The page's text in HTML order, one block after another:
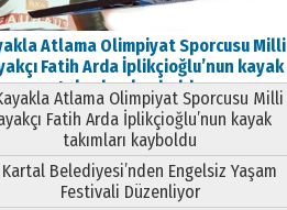
Atlama Olimpiyat Sporcusu Milli
Fatih Arda İplikçioğlu’nun kayak
takımları kayboldu
Atlama Olimpiyat Sporcusu Milli
Fatih Arda İplikçioğlu’nun kayak
takımları kayboldu
Belediyesi’nden Engelsiz Yaşam
Festivali Düzenliyor